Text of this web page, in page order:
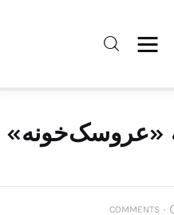
«عروسک‌خونه»
۰ COMMENTS